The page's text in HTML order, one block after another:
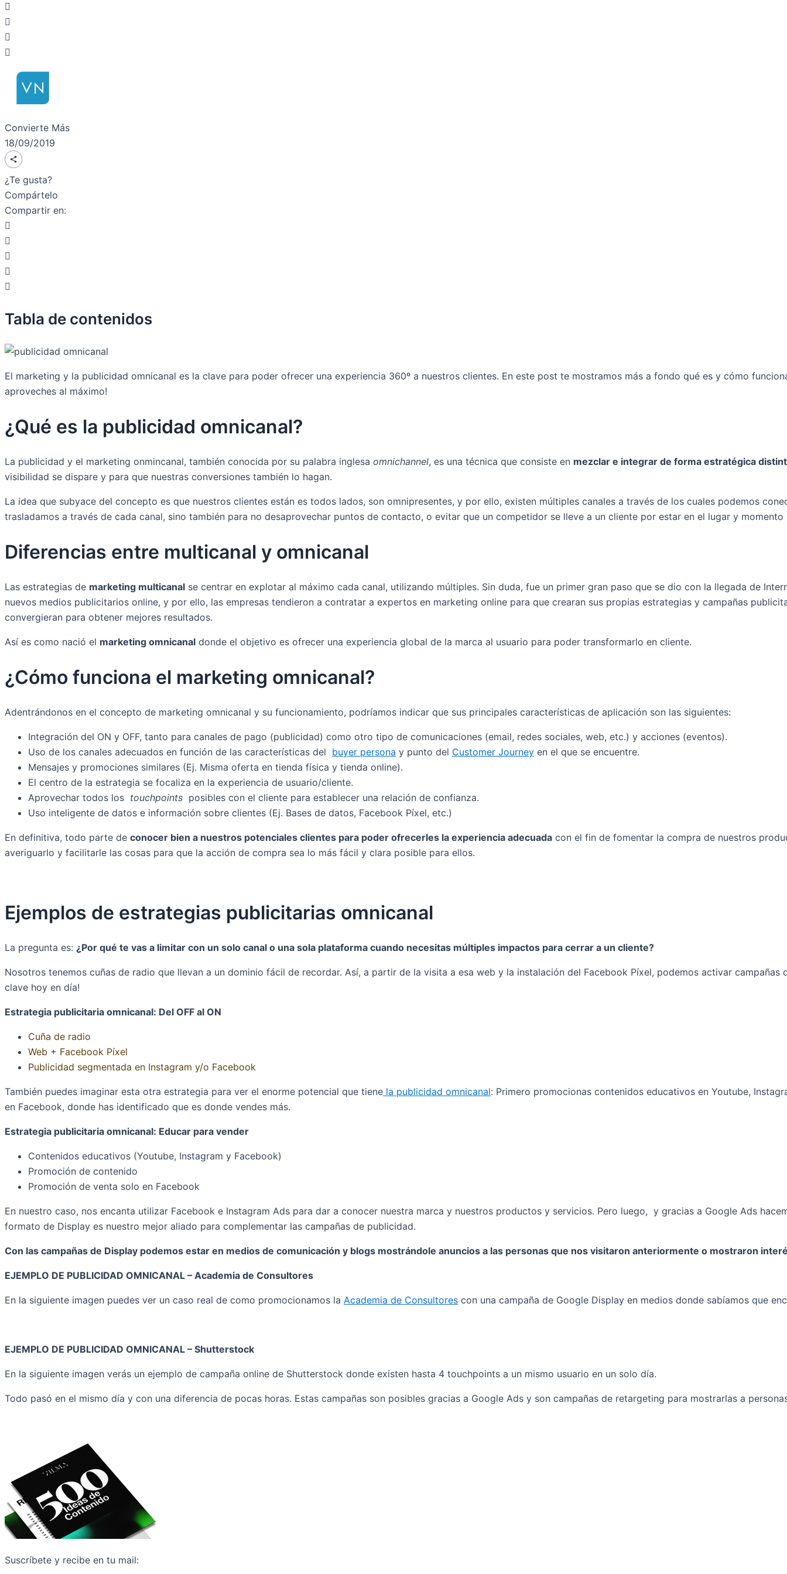
Convierte Más
18/09/2019
¿Te gusta?
Compártelo
Compartir en:
Tabla de contenidos
El marketing y la publicidad omnicanal es la clave para poder ofrecer una experiencia 360º a nuestros clientes. En este post te mostramos más a fondo qué es y cómo
aproveches al máximo!
¿Qué es la publicidad omnicanal?
La publicidad y el marketing onmincanal, también conocida por su palabra inglesa omnichannel, es una técnica que consiste en mezclar e integrar de forma estratégica
visibilidad se dispare y para que nuestras conversiones también lo hagan.
La idea que subyace del concepto es que nuestros clientes están es todos lados, son omnipresentes, y por ello, existen múltiples canales a través de los cuales podemos
trasladamos a través de cada canal, sino también para no desaprovechar puntos de contacto, o evitar que un competidor se lleve a un cliente por estar en el lugar y momento
Diferencias entre multicanal y omnicanal
Las estrategias de marketing multicanal se centrar en explotar al máximo cada canal, utilizando múltiples. Sin duda, fue un primer gran paso que se dio con la llegada de
nuevos medios publicitarios online, y por ello, las empresas tendieron a contratar a expertos en marketing online para que crearan sus propias estrategias y campañas
convergieran para obtener mejores resultados.
Así es como nació el marketing omnicanal donde el objetivo es ofrecer una experiencia global de la marca al usuario para poder transformarlo en cliente.
¿Cómo funciona el marketing omnicanal?
Adentrándonos en el concepto de marketing omnicanal y su funcionamiento, podríamos indicar que sus principales características de aplicación son las siguientes:
Integración del ON y OFF, tanto para canales de pago (publicidad) como otro tipo de comunicaciones (email, redes sociales, web, etc.) y acciones (eventos).
Uso de los canales adecuados en función de las características del buyer persona y punto del Customer Journey en el que se encuentre.
Mensajes y promociones similares (Ej. Misma oferta en tienda física y tienda online).
El centro de la estrategia se focaliza en la experiencia de usuario/cliente.
Aprovechar todos los touchpoints posibles con el cliente para establecer una relación de confianza.
Uso inteligente de datos e información sobre clientes (Ej. Bases de datos, Facebook Píxel, etc.)
En definitiva, todo parte de conocer bien a nuestros potenciales clientes para poder ofrecerles la experiencia adecuada con el fin de fomentar la compra de nuestros
averiguarlo y facilitarle las cosas para que la acción de compra sea lo más fácil y clara posible para ellos.
Ejemplos de estrategias publicitarias omnicanal
La pregunta es: ¿Por qué te vas a limitar con un solo canal o una sola plataforma cuando necesitas múltiples impactos para cerrar a un cliente?
Nosotros tenemos cuñas de radio que llevan a un dominio fácil de recordar. Así, a partir de la visita a esa web y la instalación del Facebook Píxel, podemos activar
clave hoy en día!
Estrategia publicitaria omnicanal: Del OFF al ON
Cuña de radio
Web + Facebook Píxel
Publicidad segmentada en Instagram y/o Facebook
También puedes imaginar esta otra estrategia para ver el enorme potencial que tiene la publicidad omnicanal: Primero promocionas contenidos educativos en Youtube,
en Facebook, donde has identificado que es donde vendes más.
Estrategia publicitaria omnicanal: Educar para vender
Contenidos educativos (Youtube, Instagram y Facebook)
Promoción de contenido
Promoción de venta solo en Facebook
En nuestro caso, nos encanta utilizar Facebook e Instagram Ads para dar a conocer nuestra marca y nuestros productos y servicios. Pero luego, y gracias a Google Ads
formato de Display es nuestro mejor aliado para complementar las campañas de publicidad.
Con las campañas de Display podemos estar en medios de comunicación y blogs mostrándole anuncios a las personas que nos visitaron anteriormente o mostraron
EJEMPLO DE PUBLICIDAD OMNICANAL – Academia de Consultores
En la siguiente imagen puedes ver un caso real de como promocionamos la Academia de Consultores con una campaña de Google Display en medios donde sabíamos que
EJEMPLO DE PUBLICIDAD OMNICANAL – Shutterstock
En la siguiente imagen verás un ejemplo de campaña online de Shutterstock donde existen hasta 4 touchpoints a un mismo usuario en un solo día.
Todo pasó en el mismo día y con una diferencia de pocas horas. Estas campañas son posibles gracias a Google Ads y son campañas de retargeting para mostrarlas a
Suscríbete y recibe en tu mail: